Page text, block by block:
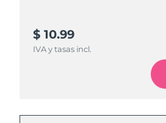
$ 10.99
IVA y tasas incl.